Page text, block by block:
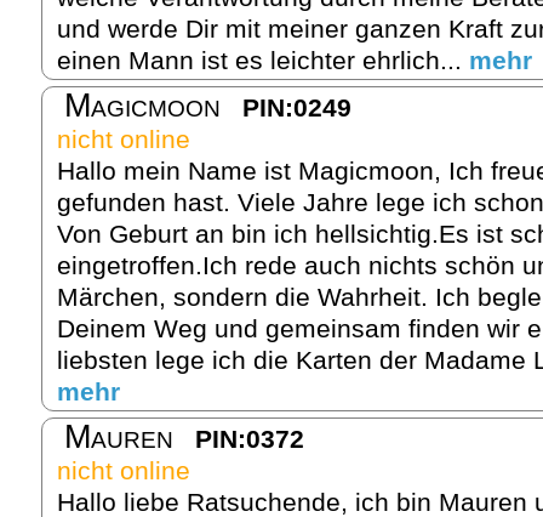
und werde Dir mit meiner ganzen Kraft
einen Mann ist es leichter ehrlich... mehr
Magicmoon
PIN:0249
nicht online
Hallo mein Name ist Magicmoon, Ich
gefunden hast. Viele Jahre lege ich
Von Geburt an bin ich hellsichtig.Es ist
eingetroffen.Ich rede auch nichts schön
Märchen, sondern die Wahrheit. Ich
Deinem Weg und gemeinsam finden wir
liebsten lege ich die Karten der Madame
mehr
Mauren
PIN:0372
nicht online
Hallo liebe Ratsuchende, ich bin Mauren